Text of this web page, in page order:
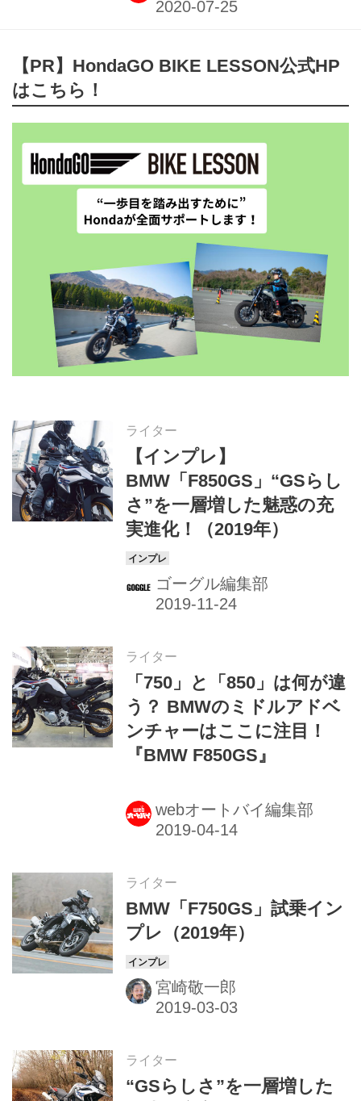
【PR】HondaGO BIKE LESSON公式HP
はこちら！
ライター
【インプレ】
BMW「F850GS」“GSらし
さ”を一層増した魅惑の充
実進化！（2019年）
ゴーグル編集部
ライター
「750」と「850」は何が違
う？ BMWのミドルアドベ
ンチャーはここに注目！
『BMW F850GS』
webオートバイ編集部
ライター
BMW「F750GS」試乗イン
プレ（2019年）
宮崎敬一郎
ライター
“GSらしさ”を一層増した